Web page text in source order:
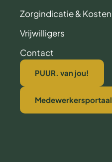
Zorgindicatie & Kosten
Vrijwilligers
Contact
PUUR. van jou!
Medewerkersportaal